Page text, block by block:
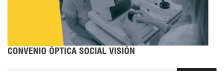
CONVENIO ÓPTICA SOCIAL VISIÓN